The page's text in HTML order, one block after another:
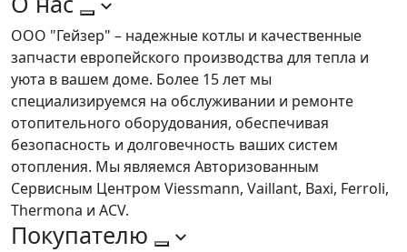
ООО "Гейзер" – надежные котлы и качественные
запчасти европейского производства для тепла и
уюта в вашем доме. Более 15 лет мы
специализируемся на обслуживании и ремонте
отопительного оборудования, обеспечивая
безопасность и долговечность ваших систем
отопления. Мы являемся Авторизованным
Сервисным Центром Viessmann, Vaillant, Baxi, Ferroli,
Thermona и ACV.
Покупателю